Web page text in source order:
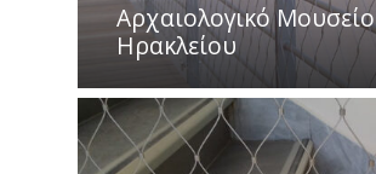
Αρχαιολογικό Μουσείο
Ηρακλείου